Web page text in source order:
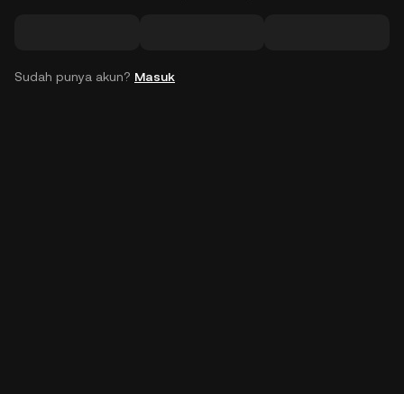
Sudah punya akun? Masuk